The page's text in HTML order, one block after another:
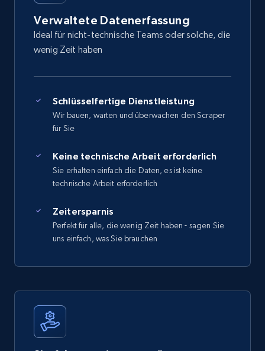
Verwaltete Datenerfassung
Ideal für nicht-technische Teams oder solche, die
wenig Zeit haben
Schlüsselfertige Dienstleistung
Wir bauen, warten und überwachen den Scraper
für Sie
Keine technische Arbeit erforderlich
Sie erhalten einfach die Daten, es ist keine
technische Arbeit erforderlich
Zeitersparnis
Perfekt für alle, die wenig Zeit haben - sagen Sie
uns einfach, was Sie brauchen